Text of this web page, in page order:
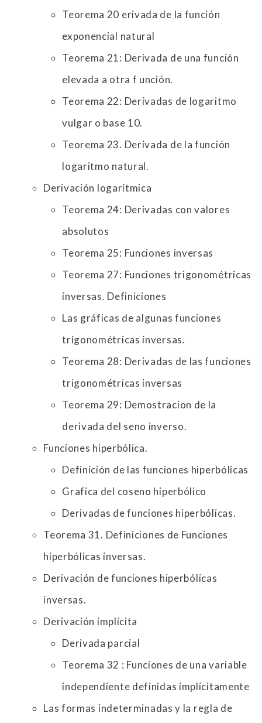
Teorema 20 erivada de la función
exponencial natural
Teorema 21: Derivada de una función
elevada a otra f unción.
Teorema 22: Derivadas de logaritmo
vulgar o base 10.
Teorema 23. Derivada de la función
logaritmo natural.
Derivación logarítmica
Teorema 24: Derivadas con valores
absolutos
Teorema 25: Funciones inversas
Teorema 27: Funciones trigonométricas
inversas. Definiciones
Las gráficas de algunas funciones
trigonométricas inversas.
Teorema 28: Derivadas de las funciones
trigonométricas inversas
Teorema 29: Demostracion de la
derivada del seno inverso.
Funciones hiperbólica.
Definición de las funciones hiperbólicas
Grafica del coseno hiperbólico
Derivadas de funciones hiperbólicas.
Teorema 31. Definiciones de Funciones
hiperbólicas inversas.
Derivación de funciones hiperbólicas
inversas.
Derivación implícita
Derivada parcial
Teorema 32 : Funciones de una variable
independiente definidas implícitamente
Las formas indeterminadas y la regla de